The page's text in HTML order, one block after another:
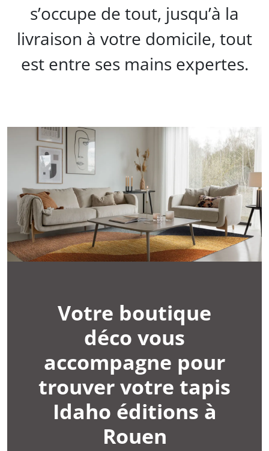
s’occupe de tout, jusqu’à la
livraison à votre domicile, tout
est entre ses mains expertes.
Votre boutique
déco vous
accompagne pour
trouver votre tapis
Idaho éditions à
Rouen